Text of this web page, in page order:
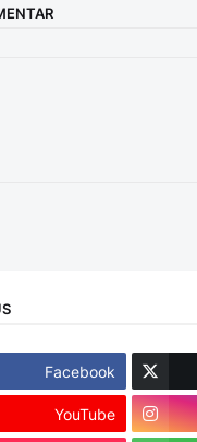
Facebook
YouTube